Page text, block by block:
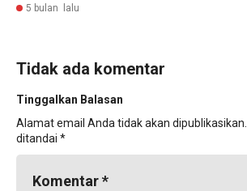
5 bulan lalu
Tidak ada komentar
Tinggalkan Balasan
Alamat email Anda tidak akan dipublikasikan.
ditandai *
Komentar*